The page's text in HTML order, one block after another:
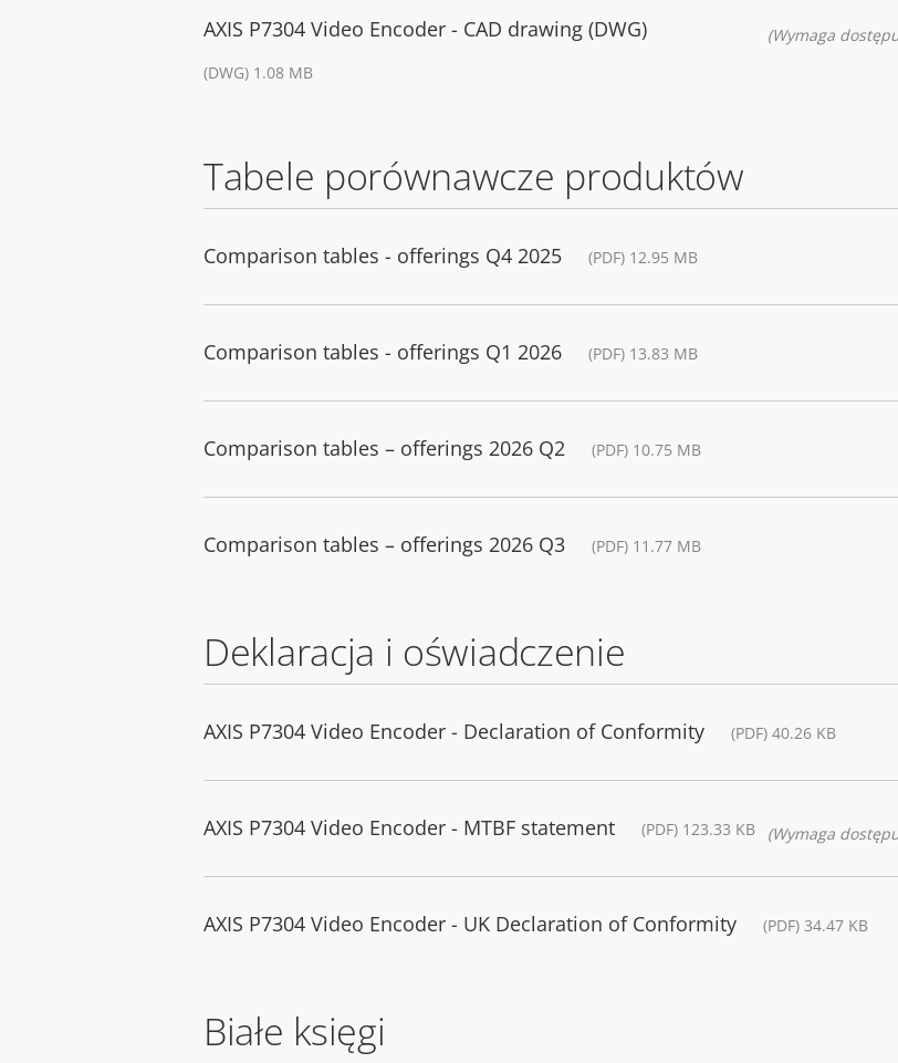
AXIS P7304 Video Encoder - CAD drawing (DWG)
(DWG) 1.08 MB
(Wymaga
Tabele porównawcze produktów
Comparison tables - offerings Q4 2025 (PDF) 12.95 MB
Comparison tables - offerings Q1 2026 (PDF) 13.83 MB
Comparison tables – offerings 2026 Q2 (PDF) 10.75 MB
Comparison tables – offerings 2026 Q3 (PDF) 11.77 MB
Deklaracja i oświadczenie
AXIS P7304 Video Encoder - Declaration of Conformity (PDF) 40.26 KB
AXIS P7304 Video Encoder - MTBF statement (PDF) 123.33 KB (Wymaga
AXIS P7304 Video Encoder - UK Declaration of Conformity (PDF) 34.47 KB
Białe księgi